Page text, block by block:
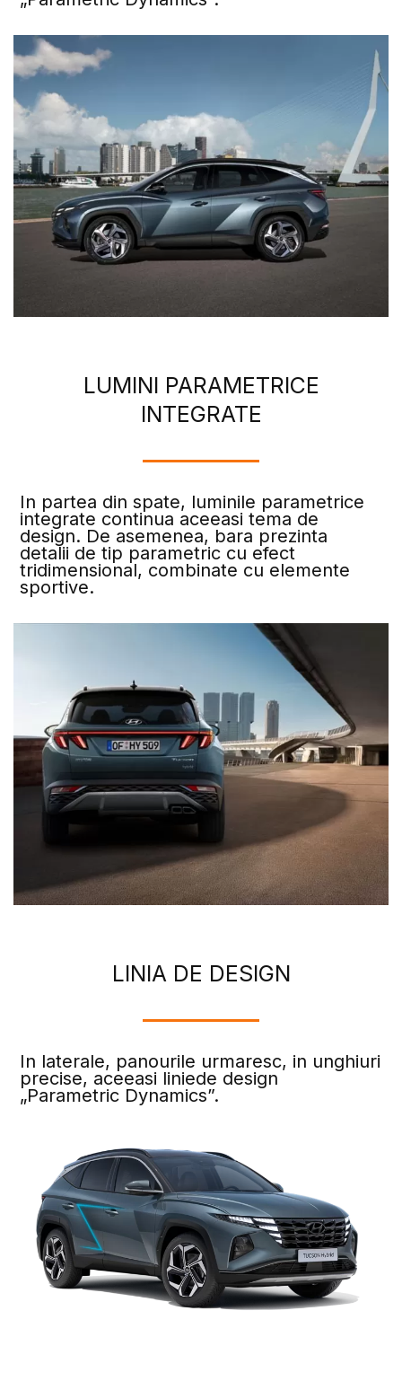
LUMINI PARAMETRICE
INTEGRATE
In partea din spate, luminile parametrice
integrate continua aceeasi tema de
design. De asemenea, bara prezinta
detalii de tip parametric cu efect
tridimensional, combinate cu elemente
sportive.
LINIA DE DESIGN
In laterale, panourile urmaresc, in unghiuri
precise, aceeasi liniede design
„Parametric Dynamics”.